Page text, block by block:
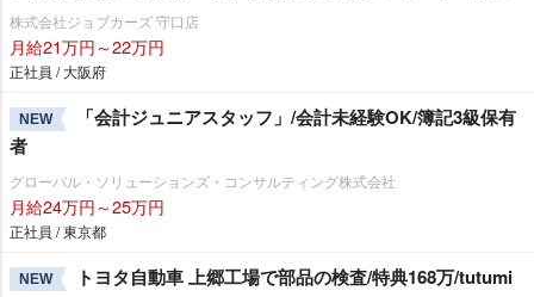
株式会社ジョブカーズ 守口店
月給21万円～22万円
正社員 / 大阪府
NEW
「会計ジュニアスタッフ」/会計未経験OK/簿記3級保有
者
グローバル・ソリューションズ・コンサルティング株式会社
月給24万円～25万円
正社員 / 東京都
NEW トヨタ自動車 上郷工場で部品の検査/特典168万/tutumi